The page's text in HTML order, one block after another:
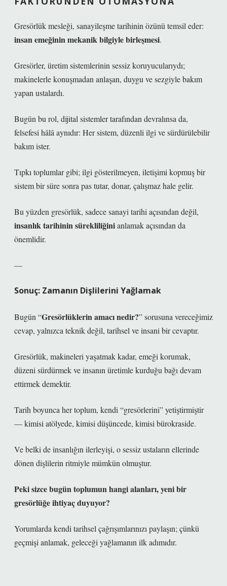
Gresörlük mesleği, sanayileşme tarihinin özünü temsil eder:
insan emeğinin mekanik bilgiyle birleşmesi.
Gresörler, üretim sistemlerinin sessiz koruyucularıydı;
makinelerle konuşmadan anlaşan, duygu ve sezgiyle bakım
yapan ustalardı.
Bugün bu rol, dijital sistemler tarafından devralınsa da,
felsefesi hâlâ aynıdır: Her sistem, düzenli ilgi ve sürdürülebilir
bakım ister.
Tıpkı toplumlar gibi; ilgi gösterilmeyen, iletişimi kopmuş bir
sistem bir süre sonra pas tutar, donar, çalışmaz hale gelir.
Bu yüzden gresörlük, sadece sanayi tarihi açısından değil,
insanlık tarihinin sürekliliğinianlamak açısından da
önemlidir.
—
Sonuç: Zamanın Dişlilerini Yağlamak
Bugün “Gresörlüklerin amacı nedir?” sorusuna vereceğimiz
cevap, yalnızca teknik değil, tarihsel ve insani bir cevaptır.
Gresörlük, makineleri yaşatmak kadar, emeği korumak,
düzeni sürdürmekveinsanın üretimle kurduğu bağı devam
ettirmekdemektir.
Tarih boyunca her toplum, kendi “gresörlerini” yetiştirmiştir
— kimisi atölyede, kimisi düşüncede, kimisi bürokraside.
Ve belki de insanlığın ilerleyişi, o sessiz ustaların ellerinde
dönen dişlilerin ritmiyle mümkün olmuştur.
Peki sizce bugün toplumun hangi alanları, yeni bir
gresörlüğe ihtiyaç duyuyor?
Yorumlarda kendi tarihsel çağrışımlarınızı paylaşın; çünkü
geçmişi anlamak, geleceği yağlamanın ilk adımıdır.